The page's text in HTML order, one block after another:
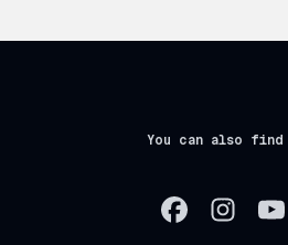
You can also find